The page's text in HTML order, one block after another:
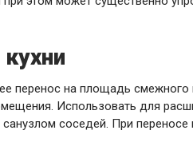
перенос на площадь
Использовать для
соседей. При